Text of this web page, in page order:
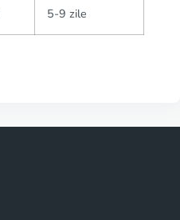
5-9 zile